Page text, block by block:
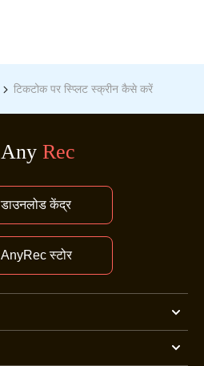
टिकटोक पर स्प्लिट स्क्रीन कैसे करें
डाउनलोड केंद्र
AnyRec स्टोर